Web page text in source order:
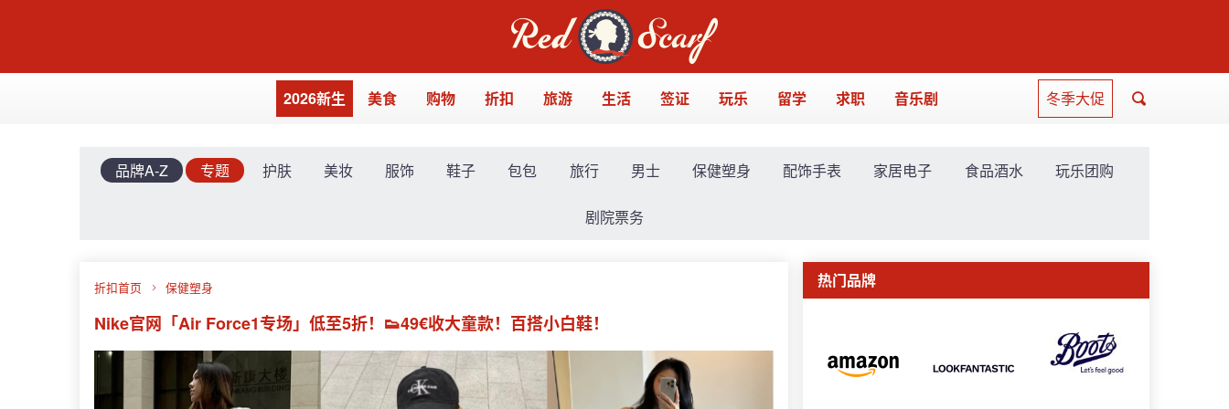
2026新生 美食 购物 折扣 旅游 生活 签证 玩乐 留学 求职 音乐剧 冬季大促
品牌A-Z 专题 护肤 美妆 服饰 鞋子 包包 旅行 男士 保健塑身 配饰手表 家居电子 食品酒水 玩乐团购
剧院票务
折扣首页 保健塑身
Nike官网「Air Force1专场」低至5折！👟49€收大童款！百搭小白鞋！
热门品牌